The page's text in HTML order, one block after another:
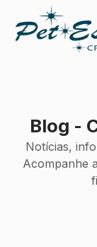
Blog -
Notícias,
Acompanhe